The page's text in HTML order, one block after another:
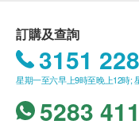
敏」之應用。
所有測試並非作為
篩選測試。
免責聲明：
所有健康檢查/服務
下身體健康出現任
灣仔駱克道171-173號
顯示地圖
星期一至五: 9:00a.m
星期六、日及公眾假
訂購及查詢
3151
星期一至六早上9時至晚上12時;
5283